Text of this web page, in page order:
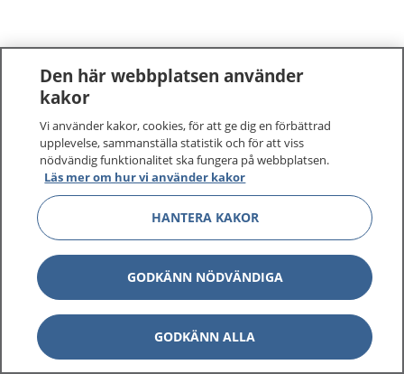
Den här webbplatsen använder
kakor
Vi använder kakor, cookies, för att ge dig en förbättrad
upplevelse, sammanställa statistik och för att viss
nödvändig funktionalitet ska fungera på webbplatsen.
Läs mer om hur vi använder kakor
HANTERA KAKOR
GODKÄNN NÖDVÄNDIGA
GODKÄNN ALLA